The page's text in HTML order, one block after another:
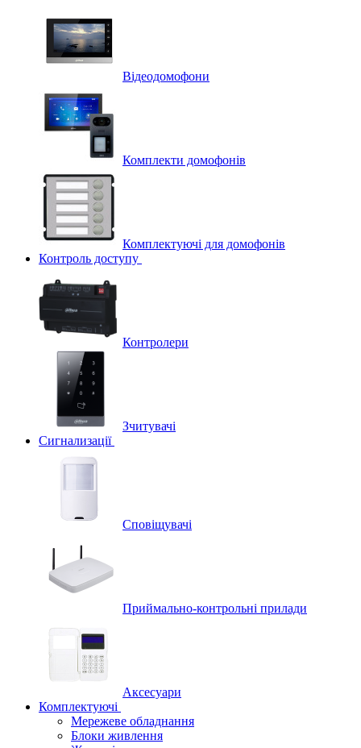
Відеодомофони
Комплекти домофонів
Комплектуючі для домофонів
Контроль доступу
Контролери
Зчитувачі
Сигнализації
Сповіщувачі
Приймально-контрольні прилади
Аксесуари
Комплектуючі
Мережеве обладнання
Блоки живлення